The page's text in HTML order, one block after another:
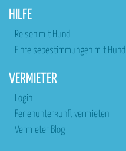
HILFE
Reisen mit Hund
Einreisebestimmungen mit Hund
VERMIETER
Login
Ferienunterkunft vermieten
Vermieter Blog